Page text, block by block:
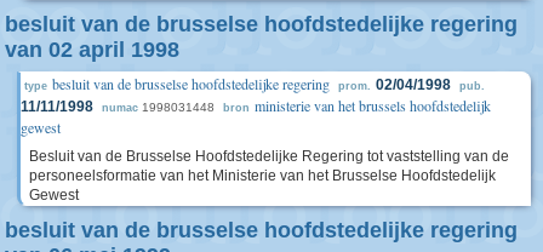
besluit van de brusselse hoofdstedelijke regering
van 02 april 1998
type besluit van de brusselse hoofdstedelijke regering prom. 02/04/1998 pub.
11/11/1998 numac 1998031448 bron ministerie van het brussels hoofdstedelijk
gewest
Besluit van de Brusselse Hoofdstedelijke Regering tot vaststelling van de
personeelsformatie van het Ministerie van het Brusselse Hoofdstedelijk
Gewest
besluit van de brusselse hoofdstedelijke regering